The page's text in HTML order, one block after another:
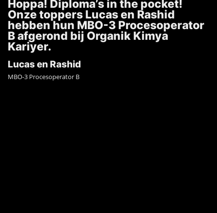
Hoppa! Diploma’s in the pocket!
Onze toppers Lucas en Rashid
hebben hun MBO-3 Procesoperator
B afgerond bij Organik Kimya
Kariyer.
Lucas en Rashid
MBO-3 Procesoperator B